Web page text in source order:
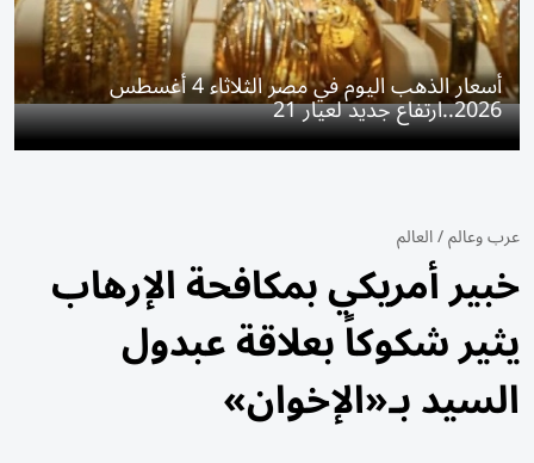
أسعار الذهب اليوم في مصر الثلاثاء 4 أغسطس
2026..ارتفاع جديد لعيار 21
عرب وعالم/العالم
خبير أمريكي بمكافحة الإرهاب
يثير شكوكاً بعلاقة عبدول
السيد بـ«الإخوان»